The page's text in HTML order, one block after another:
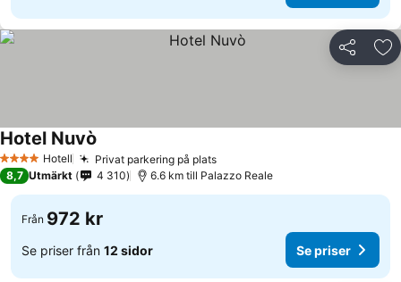
Dela
4 StjärnorHotell Privat parkering på platsSe priser
Hotel Nuvò
8,7 Utmärkt 4 310 6.6 km till Palazzo Reale
Från 972 kr
Se priser från 12 sidor Se priser